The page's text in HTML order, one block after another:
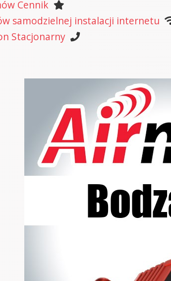
Cennik
samodzielnej instalacji internetu
Stacjonarny